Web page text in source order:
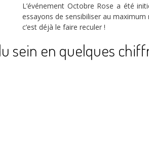
L’événement Octobre Rose a été
essayons de sensibiliser au
c’est déjà le faire reculer !
sein en quelques